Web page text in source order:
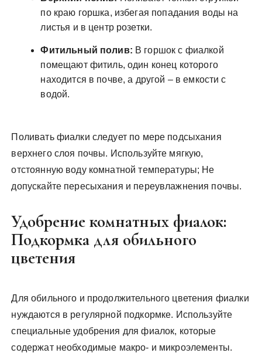
по краю горшка, избегая попадания воды на
листья и в центр розетки.
Фитильный полив: В горшок с фиалкой
помещают фитиль, один конец которого
находится в почве, а другой – в емкости с
водой.
Поливать фиалки следует по мере подсыхания
верхнего слоя почвы. Используйте мягкую,
отстоянную воду комнатной температуры; Не
допускайте пересыхания и переувлажнения почвы.
Удобрение комнатных фиалок:
Подкормка для обильного
цветения
Для обильного и продолжительного цветения фиалки
нуждаются в регулярной подкормке. Используйте
специальные удобрения для фиалок, которые
содержат необходимые макро- и микроэлементы.